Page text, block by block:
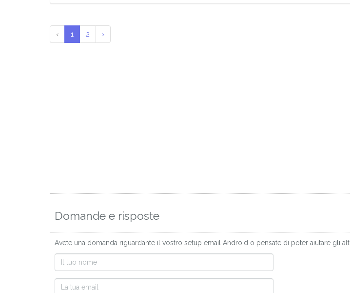
‹ 1 2 ›
Domande e risposte
Avete una domanda riguardante il vostro setup email Android o pensate di poter aiutare gli